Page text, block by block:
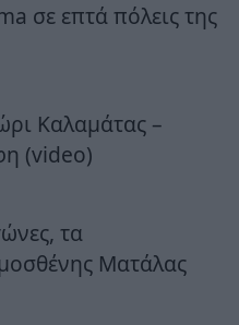
σε επτά πόλεις της
Καλαμάτας –
(video)
τα
Ματάλας